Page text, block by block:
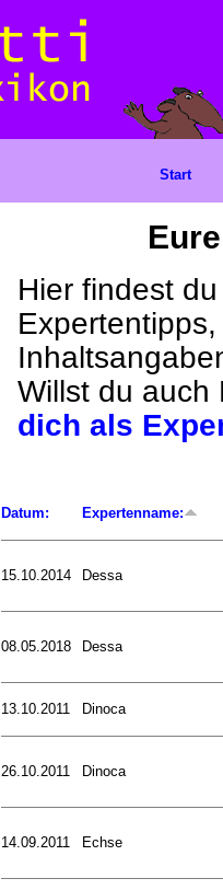
Hier findest
Willst du
dich als
Datum: Expertenname:
15.10.2014 Dessa
08.05.2018 Dessa
13.10.2011 Dinoca
26.10.2011 Dinoca
14.09.2011 Echse
Start